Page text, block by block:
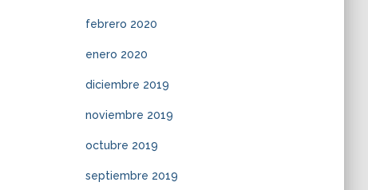
febrero 2020
enero 2020
diciembre 2019
noviembre 2019
octubre 2019
septiembre 2019